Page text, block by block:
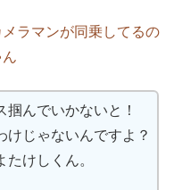
ラマンが同乗してるの
掴んでいかないと！
けじゃないんですよ？
けしくん。